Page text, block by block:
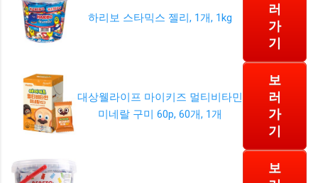
하리보 스타믹스 젤리, 1개, 1kg
러
가
기
대상웰라이프 마이키즈 멀티비타민
미네랄 구미 60p, 60개, 1개
보
러
가
기
보